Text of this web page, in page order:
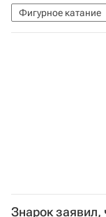
Фигурное катание
Знарок заявил,